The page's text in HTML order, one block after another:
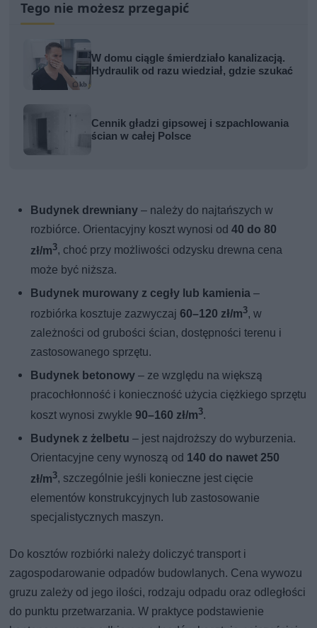
Tego nie możesz przegapić
W domu ciągle śmierdziało kanalizacją.
Hydraulik od razu wiedział, gdzie szukać
Cennik gładzi gipsowej i szpachlowania
ścian w całej Polsce
Budynek drewniany – należy do najtańszych w
rozbiórce. Orientacyjny koszt wynosi od40 do 80
zł/m3, choć przy możliwości odzysku drewna cena
może być niższa.
Budynek murowany z cegły lub kamienia –
rozbiórka kosztuje zazwyczaj60–120 zł/m3, w
zależności od grubości ścian, dostępności terenu i
zastosowanego sprzętu.
Budynek betonowy – ze względu na większą
pracochłonność i konieczność użycia ciężkiego sprzętu
koszt wynosi zwykle90–160 zł/m3.
Budynek z żelbetu – jest najdroższy do wyburzenia.
Orientacyjne ceny wynoszą od 140 do nawet 250
zł/m3, szczególnie jeśli konieczne jest cięcie
elementów konstrukcyjnych lub zastosowanie
specjalistycznych maszyn.
Do kosztów rozbiórki należy doliczyć transport i
zagospodarowanie odpadów budowlanych. Cena wywozu
gruzu zależy od jego ilości, rodzaju odpadu oraz odległości
do punktu przetwarzania. W praktyce podstawienie